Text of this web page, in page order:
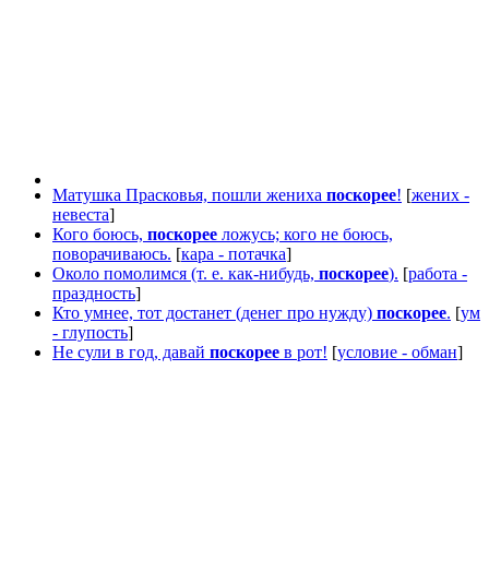
Матушка Прасковья, пошли жениха поскорее! [жених -
невеста]
Кого боюсь, поскорее ложусь; кого не боюсь,
поворачиваюсь. [кара - потачка]
Около помолимся (т. е. как-нибудь, поскорее). [работа -
праздность]
Кто умнее, тот достанет (денег про нужду) поскорее. [ум
- глупость]
Не сули в год, давай поскорее в рот! [условие - обман]